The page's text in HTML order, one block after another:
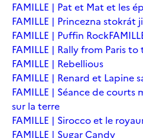
FAMILLE | Pat et Mat et les
FAMILLE | Princezna stokrát
FAMILLE | Puffin Rock
FAMILLE | Rally from Paris
FAMILLE | Rebellious
FAMILLE | Renard et Lapine
FAMILLE | Séance de courts
sur la terre
FAMILLE | Sirocco et le
FAMILLE | Sugar Candy